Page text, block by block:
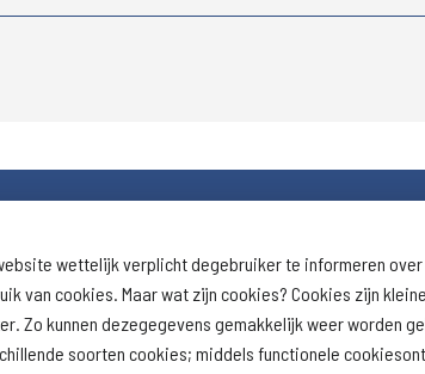
wettelijk verplicht degebruiker te informeren
van cookies. Maar wat zijn cookies? Cookies zijn
Zo kunnen dezegegevens gemakkelijk weer worden
soorten cookies; middels functionele
schoolprofiel
Naar